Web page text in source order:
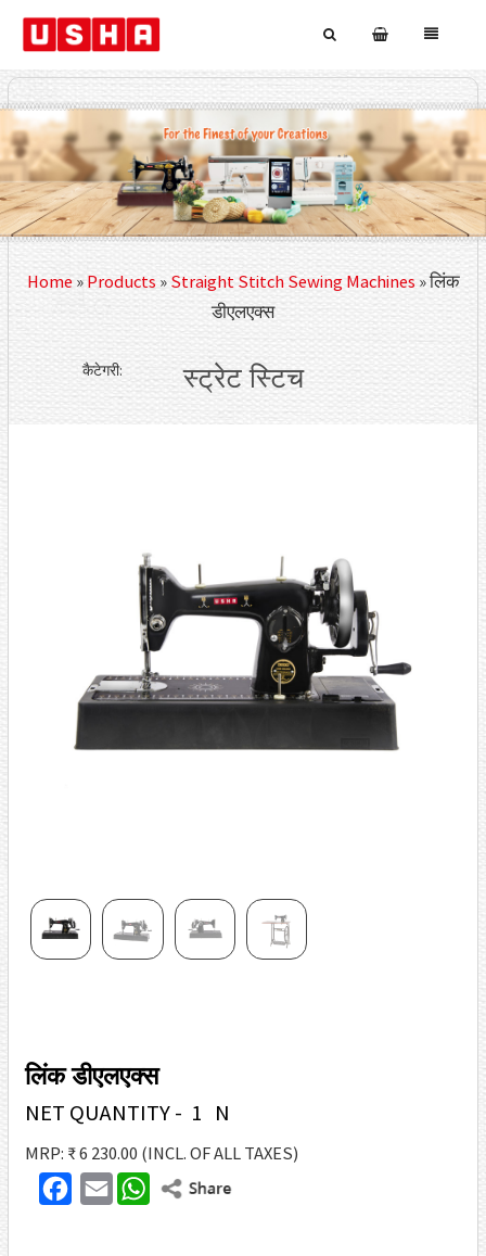
Home»Products »Straight Stitch Sewing Machines »लिंक
डीएलएक्स
कैटेगरी: स्ट्रेट स्टिच
लिंक डीएलएक्स
NET QUANTITY - 1 N
MRP: ₹ 6 230.00 (INCL. OF ALL TAXES)
F
T E W